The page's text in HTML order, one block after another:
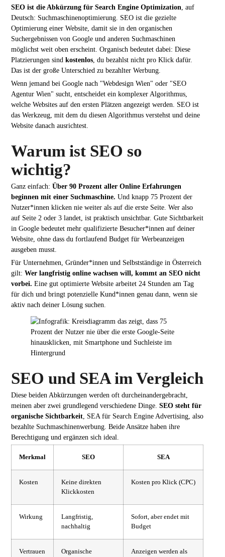
SEO ist die Abkürzung für Search Engine Optimization, auf
Deutsch: Suchmaschinenoptimierung. SEO ist die gezielte
Optimierung einer Website, damit sie in den organischen
Suchergebnissen von Google und anderen Suchmaschinen
möglichst weit oben erscheint. Organisch bedeutet dabei: Diese
Platzierungen sindkostenlos, du bezahlst nicht pro Klick dafür.
Das ist der große Unterschied zu bezahlter Werbung.
Wenn jemand bei Google nach "Webdesign Wien" oder "SEO
Agentur Wien" sucht, entscheidet ein komplexer Algorithmus,
welche Websites auf den ersten Plätzen angezeigt werden. SEO ist
das Werkzeug, mit dem du diesen Algorithmus verstehst und deine
Website danach ausrichtest.
Warum ist SEO so
wichtig?
Ganz einfach:Über 90 Prozent aller Online Erfahrungen
beginnen mit einer Suchmaschine. Und knapp 75 Prozent der
Nutzer*innen klicken nie weiter als auf die erste Seite. Wer also
auf Seite 2 oder 3 landet, ist praktisch unsichtbar. Gute Sichtbarkeit
in Google bedeutet mehr qualifizierte Besucher*innen auf deiner
Website, ohne dass du fortlaufend Budget für Werbeanzeigen
ausgeben musst.
Für Unternehmen, Gründer*innen und Selbstständige in Österreich
gilt:Wer langfristig online wachsen will, kommt an SEO nicht
vorbei. Eine gut optimierte Website arbeitet 24 Stunden am Tag
für dich und bringt potenzielle Kund*innen genau dann, wenn sie
aktiv nach deiner Lösung suchen.
SEO und SEA im Vergleich
Diese beiden Abkürzungen werden oft durcheinandergebracht,
meinen aber zwei grundlegend verschiedene Dinge.SEO steht für
organische Sichtbarkeit , SEA für Search Engine Advertising, also
bezahlte Suchmaschinenwerbung. Beide Ansätze haben ihre
Berechtigung und ergänzen sich ideal.
Merkmal SEO SEA
Kosten
Keine direkten
Klickkosten
Kosten pro Klick (CPC)
Wirkung
Langfristig,
nachhaltig
Sofort, aber endet mit
Budget
Vertrauen
Organische
Anzeigen werden als